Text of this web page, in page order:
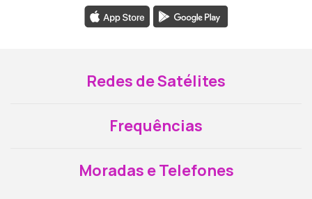
Redes de Satélites
Frequências
Moradas e Telefones